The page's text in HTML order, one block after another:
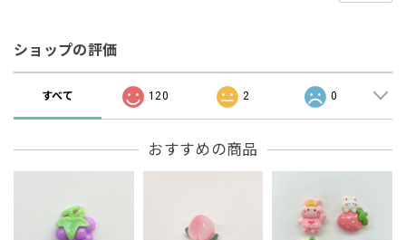
ショップの評価
すべて 120 2 0
おすすめの商品